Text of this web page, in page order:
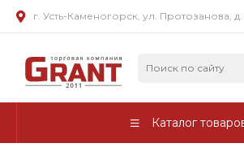
г. Усть-Каменогорск, ул. Протозанова,
Каталог